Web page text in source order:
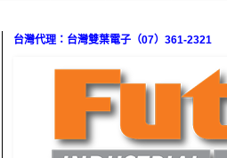
台灣代理：台灣雙葉電子（07）361-2321